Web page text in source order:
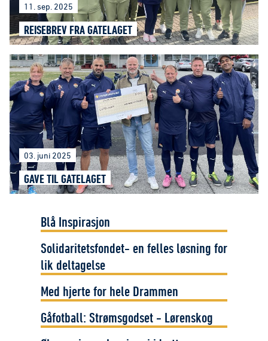
11. sep. 2025
REISEBREV FRA GATELAGET
03. juni 2025
GAVE TIL GATELAGET
Blå Inspirasjon
Solidaritetsfondet- en felles løsning for
lik deltagelse
Med hjerte for hele Drammen
Gåfotball: Strømsgodset - Lørenskog